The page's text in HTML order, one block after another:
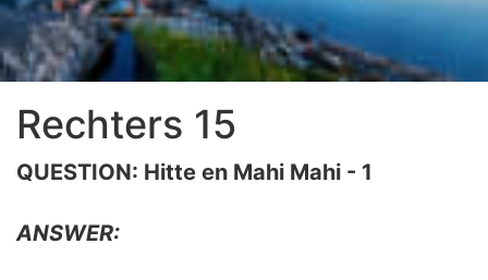
Rechters 15
QUESTION: Hitte en Mahi Mahi - 1
ANSWER: